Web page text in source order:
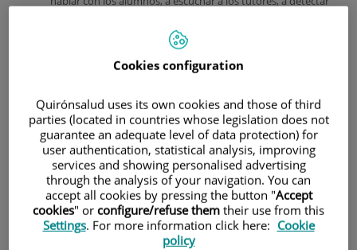
hago con gusto, pero hay días que te dejan algo más.
sentada, repasando apuntes, tranquila, como si estuviera
saludado y la he animado en sus estudios, y entonces me
han dicho algo que me ha hecho mirarla con otros ojos: era
donante de médula.
Se había
registrado a
los 18 años y,
por fin, la
habían
llamado
Cookies configuration
Quirónsalud uses its own cookies and those of third
parties (located in countries whose legislation does not
guarantee an adequate level of data protection) for
user authentication, statistical analysis, improving
services and showing personalised advertising
through the analysis of your navigation. You can
accept all cookies by pressing the button "Accept
cookies" or configure/refuse them their use from this
Settings. For more information click here: Cookie
policy